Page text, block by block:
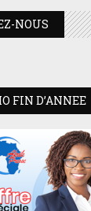
NOUS
FIN D’ANNEE